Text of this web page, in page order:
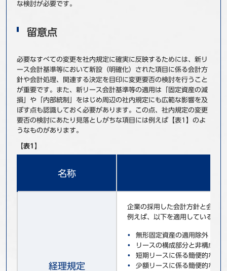
な検討が必要です。
留意点
必要なすべての変更を社内規定に確実に反映するためには、新リ
ース会計基準等において新設（明確化）された項目に係る会計方
針や会計処理、関連する決定を目印に変更要否の検討を行うこと
が重要です。また、新リース会計基準等の適用は「固定資産の減
損」や「内部統制」をはじめ周辺の社内規定にも広範な影響を及
ぼす点も認識しておく必要があります。この点、社内規定の変更
要否の検討にあたり見落としがちな項目には例えば【表1】のよ
うなものがあります。
【表1】
名称
経理規定
企業の採用した会計方針と会計処
例えば、以下を適用している場
無形固定資産の適用除外（基
リースの構成部分と非構成部
短期リースに係る簡便的な扱
少額リースに係る簡便的な扱